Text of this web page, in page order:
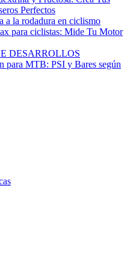
Perfectos
a la rodadura en ciclismo
para ciclistas: Mide Tu Motor
DESARROLLOS
para MTB: PSI y Bares según